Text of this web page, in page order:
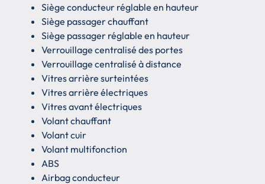
Siège conducteur réglable en hauteur
Siège passager chauffant
Siège passager réglable en hauteur
Verrouillage centralisé des portes
Verrouillage centralisé à distance
Vitres arrière surteintées
Vitres arrière électriques
Vitres avant électriques
Volant chauffant
Volant cuir
Volant multifonction
ABS
Airbag conducteur